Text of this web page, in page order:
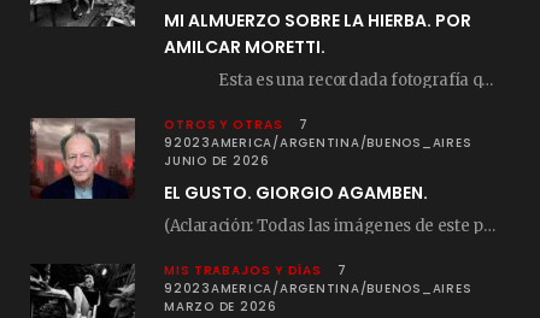
MI ALMUERZO SOBRE LA HIERBA. POR
AMILCAR MORETTI.
Esta es una recordada fotografía que registré…
OTROS Y OTRAS
7
92023AMERICA/ARGENTINA/BUENOS_AIRES
JUNIO DE 2026
EL GUSTO. GIORGIO AGAMBEN.
(Aclaración: Todas las imágenes de este posteo fueron tomadas de Bloghemia.com, y todos los…
MIS TRABAJOS Y DÍAS
7
92023AMERICA/ARGENTINA/BUENOS_AIRES
MARZO DE 2026